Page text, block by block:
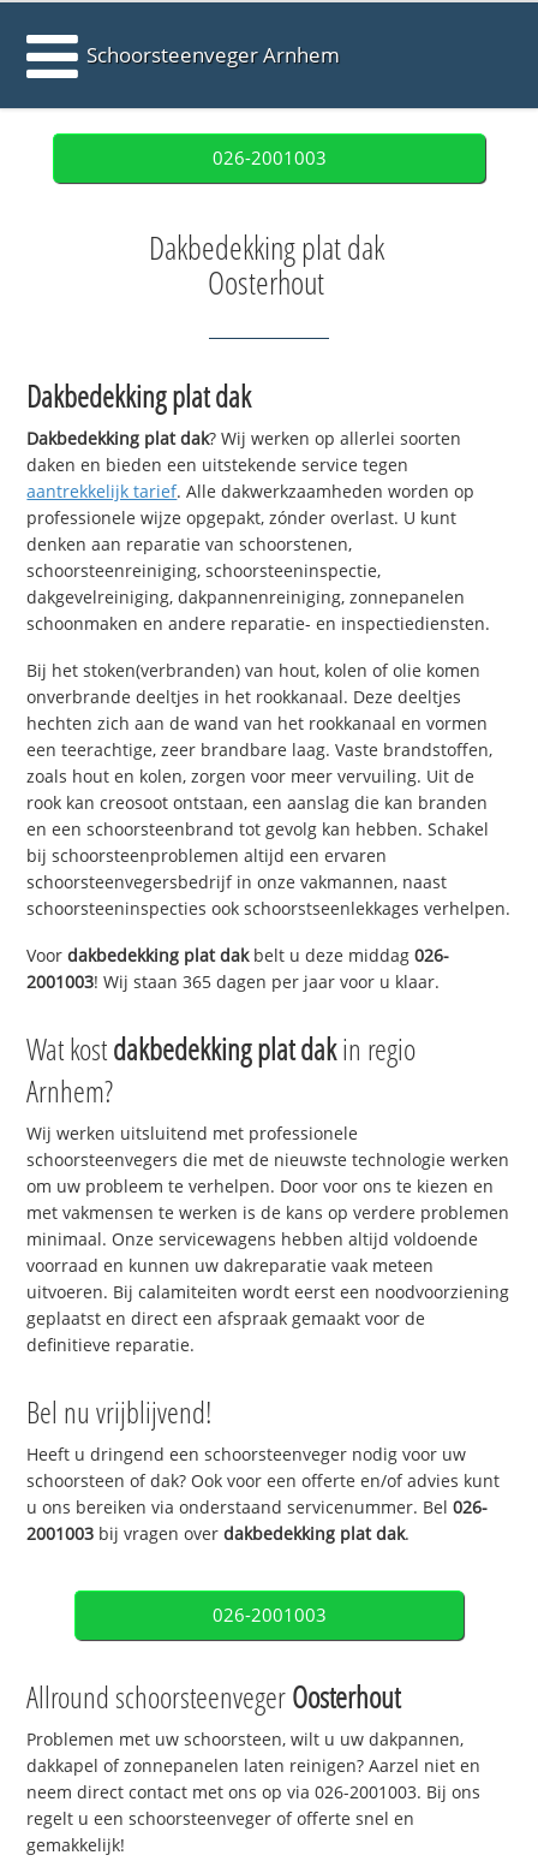
Schoorsteenveger Arnhem
026-2001003
Dakbedekking plat dak
Oosterhout
Dakbedekking plat dak
Dakbedekking plat dak? Wij werken op allerlei soorten
daken en bieden een uitstekende service tegen
aantrekkelijk tarief. Alle dakwerkzaamheden worden op
professionele wijze opgepakt, zónder overlast. U kunt
denken aan reparatie van schoorstenen,
schoorsteenreiniging, schoorsteeninspectie,
dakgevelreiniging, dakpannenreiniging, zonnepanelen
schoonmaken en andere reparatie- en inspectiediensten.
Bij het stoken(verbranden) van hout, kolen of olie komen
onverbrande deeltjes in het rookkanaal. Deze deeltjes
hechten zich aan de wand van het rookkanaal en vormen
een teerachtige, zeer brandbare laag. Vaste brandstoffen,
zoals hout en kolen, zorgen voor meer vervuiling. Uit de
rook kan creosoot ontstaan, een aanslag die kan branden
en een schoorsteenbrand tot gevolg kan hebben. Schakel
bij schoorsteenproblemen altijd een ervaren
schoorsteenvegersbedrijf in onze vakmannen, naast
schoorsteeninspecties ook schoorstseenlekkages verhelpen.
Voordakbedekking plat dakbelt u deze middag026-
2001003! Wij staan 365 dagen per jaar voor u klaar.
Wat kostdakbedekking plat dakin regio
Arnhem?
Wij werken uitsluitend met professionele
schoorsteenvegers die met de nieuwste technologie werken
om uw probleem te verhelpen. Door voor ons te kiezen en
met vakmensen te werken is de kans op verdere problemen
minimaal. Onze servicewagens hebben altijd voldoende
voorraad en kunnen uw dakreparatie vaak meteen
uitvoeren. Bij calamiteiten wordt eerst een noodvoorziening
geplaatst en direct een afspraak gemaakt voor de
definitieve reparatie.
Bel nu vrijblijvend!
Heeft u dringend een schoorsteenveger nodig voor uw
schoorsteen of dak? Ook voor een offerte en/of advies kunt
u ons bereiken via onderstaand servicenummer. Bel026-
2001003 bij vragen overdakbedekking plat dak.
026-2001003
Allround schoorsteenvegerOosterhout
Problemen met uw schoorsteen, wilt u uw dakpannen,
dakkapel of zonnepanelen laten reinigen? Aarzel niet en
neem direct contact met ons op via 026-2001003. Bij ons
regelt u een schoorsteenveger of offerte snel en
gemakkelijk!